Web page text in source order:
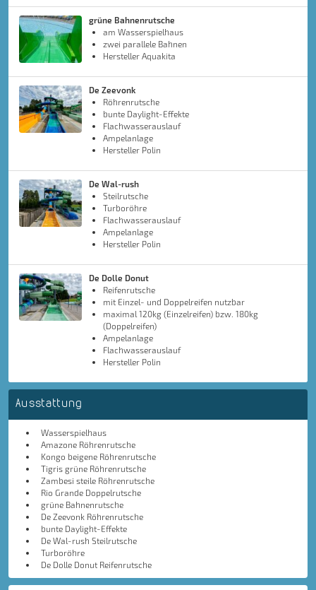
grüne Bahnenrutsche
am Wasserspielhaus
zwei parallele Bahnen
Hersteller Aquakita
De Zeevonk
Röhrenrutsche
bunte Daylight-Effekte
Flachwasserauslauf
Ampelanlage
Hersteller Polin
De Wal-rush
Steilrutsche
Turboröhre
Flachwasserauslauf
Ampelanlage
Hersteller Polin
De Dolle Donut
Reifenrutsche
mit Einzel- und Doppelreifen nutzbar
maximal 120kg (Einzelreifen) bzw. 180kg
(Doppelreifen)
Ampelanlage
Flachwasserauslauf
Hersteller Polin
Ausstattung
Wasserspielhaus
Amazone Röhrenrutsche
Kongo beigene Röhrenrutsche
Tigris grüne Röhrenrutsche
Zambesi steile Röhrenrutsche
Rio Grande Doppelrutsche
grüne Bahnenrutsche
De Zeevonk Röhrenrutsche
bunte Daylight-Effekte
De Wal-rush Steilrutsche
Turboröhre
De Dolle Donut Reifenrutsche